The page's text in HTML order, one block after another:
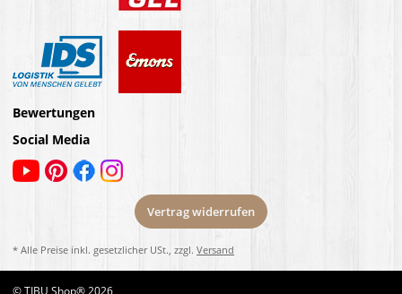
Bewertungen
Social Media
Vertrag widerrufen
* Alle Preise inkl. gesetzlicher USt., zzgl. Versand